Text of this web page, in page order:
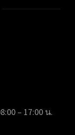
– 17:00 น.